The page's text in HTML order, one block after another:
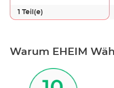
1 Teil(e)
Warum EHEIM